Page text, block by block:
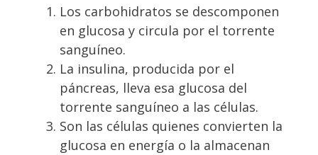
Los carbohidratos se descomponen
en glucosa y circula por el torrente
sanguíneo.
La insulina, producida por el
páncreas, lleva esa glucosa del
torrente sanguíneo a las células.
Son las células quienes convierten la
glucosa en energía o la almacenan